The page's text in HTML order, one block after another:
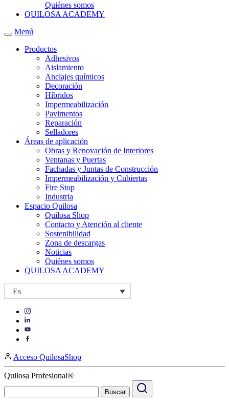
Quiénes somos
QUILOSA ACADEMY
Menú
Productos
Adhesivos
Aislamiento
Anclajes químicos
Decoración
Híbridos
Impermeabilización
Pavimentos
Reparación
Selladores
Áreas de aplicación
Obras y Renovación de Interiores
Ventanas y Puertas
Fachadas y Juntas de Construcción
Impermeabilización y Cubiertas
Fire Stop
Industria
Espacio Quilosa
Quilosa Shop
Contacto y Atención al cliente
Sostenibilidad
Zona de descargas
Noticias
Quiénes somos
QUILOSA ACADEMY
Es
Visit
https://www.instagram.com/quilosa_selena/
Visit
our
Visit
page
https://www.facebook.com/QuilosaSelenaIberia/
page
Acceso QuilosaShop
Quilosa Profesional®